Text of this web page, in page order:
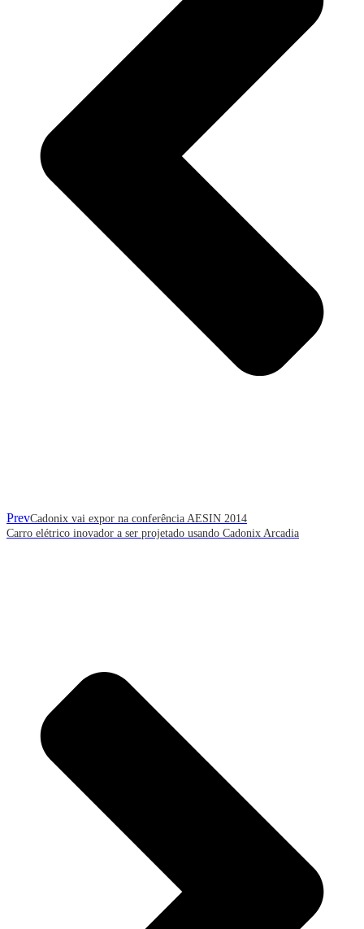
PrevCadonix vai expor na conferência AESIN 2014
Carro elétrico inovador a ser projetado usando Cadonix Arcadia